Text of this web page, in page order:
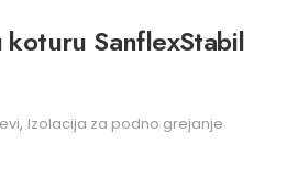
koturu SanflexStabil
, Izolacija za podno grejanje